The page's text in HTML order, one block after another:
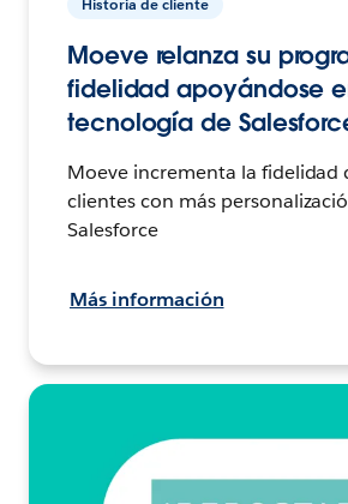
Historia de cliente
Moeve relanza su
fidelidad apoyándose
tecnología de
Moeve incrementa la fidelidad
clientes con más
Salesforce
Más información